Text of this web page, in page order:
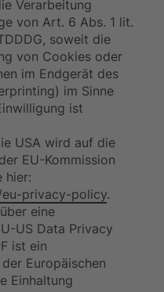
Verarbeitung
von Art. 6 Abs. 1 lit.
soweit die
von Cookies oder
im Endgerät des
im Sinne
ist
USA wird auf die
EU-Kommission
hier:
privacy-policy.
eine
US Data Privacy
ist ein
Europäischen
Einhaltung